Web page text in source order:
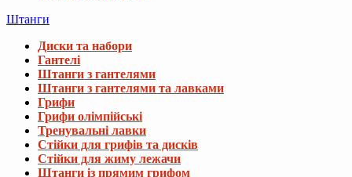
Штанги
Диски та набори
Гантелі
Штанги з гантелями
Штанги з гантелями та лавками
Грифи
Грифи олімпійські
Тренувальні лавки
Стійки для грифів та дисків
Стійки для жиму лежачи
Штанги із прямим грифом